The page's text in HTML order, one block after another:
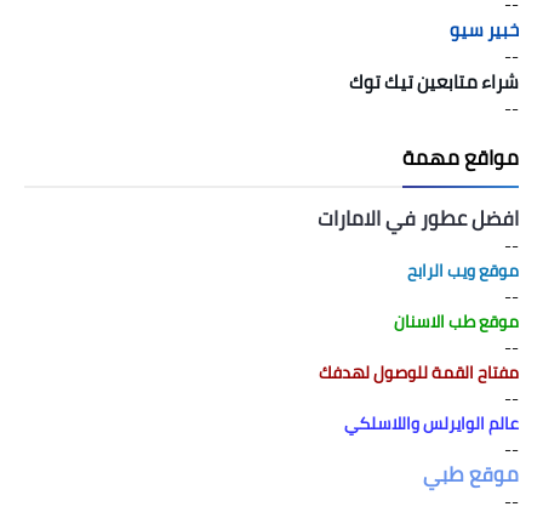
خبير سيو
--
شراء متابعين تيك توك
--
مواقع مهمة
افضل عطور في الامارات
--
موقع ويب الرابح
--
موقع طب الاسنان
--
مفتاح القمة للوصول لهدفك
--
عالم الوايرلس واللاسلكي
--
موقع طبي
--